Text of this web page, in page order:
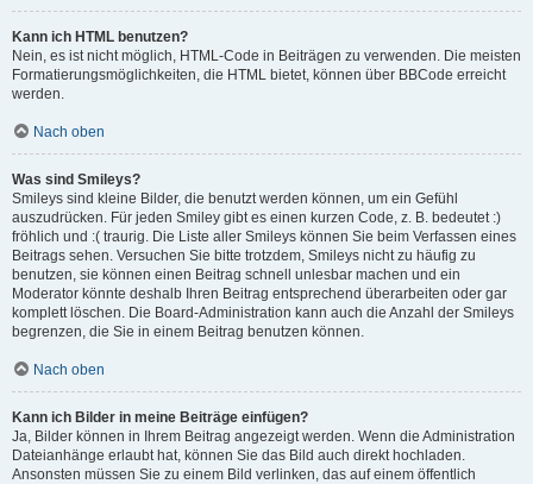
Kann ich HTML benutzen?
Nein, es ist nicht möglich, HTML-Code in Beiträgen zu verwenden. Die meisten
Formatierungsmöglichkeiten, die HTML bietet, können über BBCode erreicht
werden.
Nach oben
Was sind Smileys?
Smileys sind kleine Bilder, die benutzt werden können, um ein Gefühl
auszudrücken. Für jeden Smiley gibt es einen kurzen Code, z. B. bedeutet :)
fröhlich und :( traurig. Die Liste aller Smileys können Sie beim Verfassen eines
Beitrags sehen. Versuchen Sie bitte trotzdem, Smileys nicht zu häufig zu
benutzen, sie können einen Beitrag schnell unlesbar machen und ein
Moderator könnte deshalb Ihren Beitrag entsprechend überarbeiten oder gar
komplett löschen. Die Board-Administration kann auch die Anzahl der Smileys
begrenzen, die Sie in einem Beitrag benutzen können.
Nach oben
Kann ich Bilder in meine Beiträge einfügen?
Ja, Bilder können in Ihrem Beitrag angezeigt werden. Wenn die Administration
Dateianhänge erlaubt hat, können Sie das Bild auch direkt hochladen.
Ansonsten müssen Sie zu einem Bild verlinken, das auf einem öffentlich